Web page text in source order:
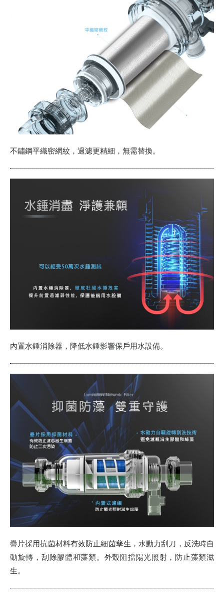
不鏽鋼平織密網紋，過濾更精細，無需替換。
內置水錘消除器，降低水錘影響保戶用水設備。
疊片採用抗菌材料有效防止細菌孳生，水動力刮刀，反洗時自
動旋轉，刮除膠體和藻類。外殼阻擋陽光照射，防止藻類滋
生。